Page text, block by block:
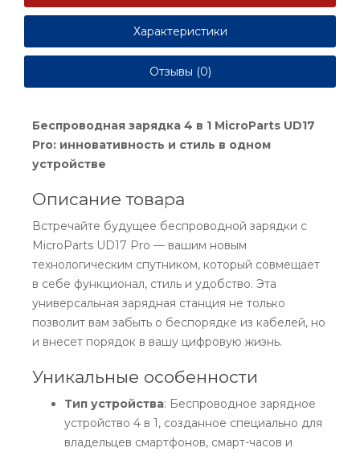
Характеристики
Отзывы (0)
Беспроводная зарядка 4 в 1 MicroParts UD17
Pro: инновативность и стиль в одном
устройстве
Описание товара
Встречайте будущее беспроводной зарядки с
MicroParts UD17 Pro — вашим новым
технологическим спутником, который совмещает
в себе функционал, стиль и удобство. Эта
универсальная зарядная станция не только
позволит вам забыть о беспорядке из кабелей, но
и внесет порядок в вашу цифровую жизнь.
Уникальные особенности
Тип устройства: Беспроводное зарядное
устройство 4 в 1, созданное специально для
владельцев смартфонов, смарт-часов и